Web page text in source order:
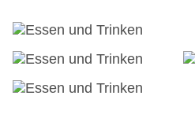
Gebäudeanzahl: 1,
Landeskategorie: 4,5